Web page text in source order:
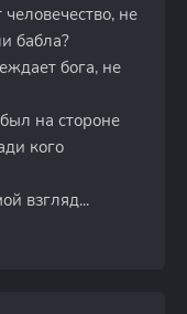
не
бабла?
бога, не
на стороне
кого
взгляд...